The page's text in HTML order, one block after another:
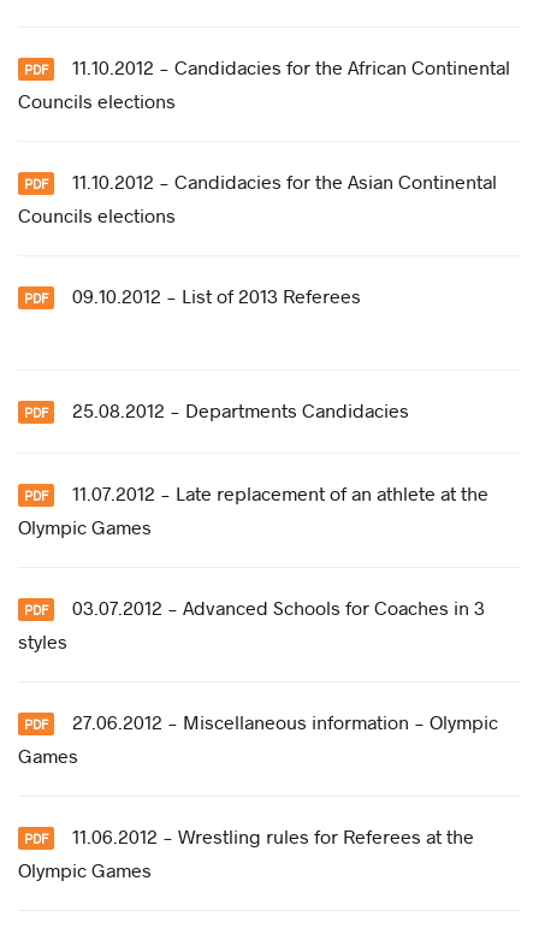
11.10.2012 - Candidacies for the African Continental
Councils elections
11.10.2012 - Candidacies for the Asian Continental
Councils elections
09.10.2012 - List of 2013 Referees
25.08.2012 - Departments Candidacies
11.07.2012 - Late replacement of an athlete at the
Olympic Games
03.07.2012 - Advanced Schools for Coaches in 3
styles
27.06.2012 - Miscellaneous information - Olympic
Games
11.06.2012 - Wrestling rules for Referees at the
Olympic Games